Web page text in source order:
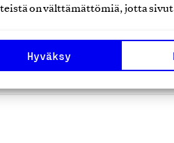
on välttämättömiä, jotta
Hyväksy